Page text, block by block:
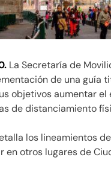
La Secretaría de
de una guía
objetivos aumentar
de distanciamiento
los lineamientos
otros lugares de